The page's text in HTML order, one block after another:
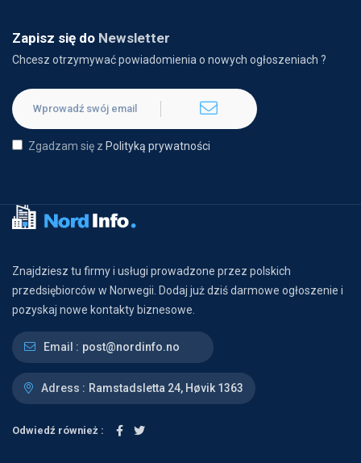
Zapisz się do Newsletter
Chcesz otrzymywać powiadomienia o nowych ogłoszeniach ?
Zgadzam się z Polityką prywatności
Znajdziesz tu firmy i usługi prowadzone przez polskich
przedsiębiorców w Norwegii. Dodaj już dziś darmowe ogłoszenie i
pozyskaj nowe kontakty biznesowe.
Email : post@nordinfo.no
Adress : Ramstadsletta 24, Høvik 1363
Odwiedź również :